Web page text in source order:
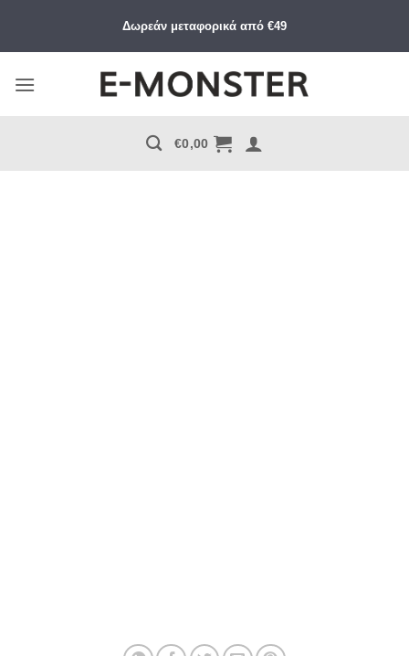
περιεχόμενο
Δωρεάν μεταφορικά από €49
€0,00